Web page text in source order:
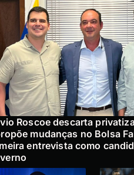
Roscoe descarta
mudanças no Bolsa
entrevista como